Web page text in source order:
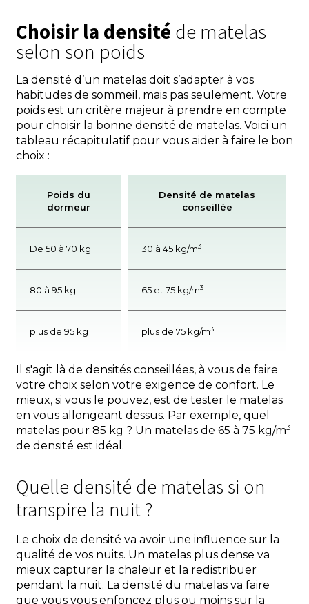
Choisir la densité de matelas
selon son poids
La densité d’un matelas doit s’adapter à vos
habitudes de sommeil, mais pas seulement. Votre
poids est un critère majeur à prendre en compte
pour choisir la bonne densité de matelas. Voici un
tableau récapitulatif pour vous aider à faire le bon
choix :
Poids du
dormeur
Densité de matelas
conseillée
De 50 à 70 kg 30 à 45 kg/m3
80 à 95 kg 65 et 75 kg/m3
plus de 95 kg plus de 75 kg/m3
Il s'agit là de densités conseillées, à vous de faire
votre choix selon votre exigence de confort. Le
mieux, si vous le pouvez, est de tester le matelas
en vous allongeant dessus. Par exemple, quel
matelas pour 85 kg ? Un matelas de 65 à 75 kg/m3
de densité est idéal.
Quelle densité de matelas si on
transpire la nuit ?
Le choix de densité va avoir une influence sur la
qualité de vos nuits. Un matelas plus dense va
mieux capturer la chaleur et la redistribuer
pendant la nuit. La densité du matelas va faire
que vous vous enfoncez plus ou moins sur la